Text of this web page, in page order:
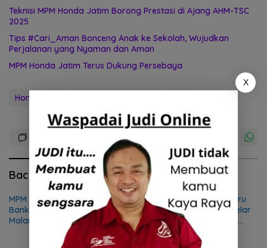
Teknisi MPM Honda Jatim Borong Prestasi di Ajang AHM-TSC
2025
Tips #Cari_Aman Bonceng Anak ke Sekolah, Wujudkan
Perjalanan yang Nyaman dan Aman
MPM Honda Jatim Terus Dukung Persebaya
Honda PCX
Baca Juga
MPM Honda Jatim Resmikan
Bank Sampah Ketiga di
Malang, Wujudkan
Kepedulian terhadap
Lingkungan dan Masyarakat
Kalibrasi Kompetensi Guru
dan Pelajar SMK, AHM Gelar
Festival Vokasi Satu Hati
2026
X